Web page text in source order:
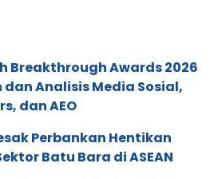
Breakthrough Awards 2026
Analisis Media Sosial,
dan AEO
Perbankan Hentikan
Batu Bara di ASEAN